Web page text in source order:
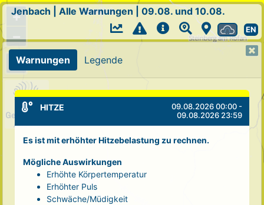
+
−
Jenbach Alle Warnungen 09.08. und 10.08.
EN
Warnungen Legende
HITZE
09.08.2026 00:00 -
09.08.2026 23:59
Es ist mit erhöhter Hitzebelastung zu rechnen.
Mögliche Auswirkungen
Erhöhte Körpertemperatur
Erhöhter Puls
Schwäche/Müdigkeit